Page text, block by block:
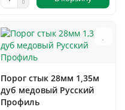
Порог стык 28мм 1,35м
дуб медовый Русский
Профиль